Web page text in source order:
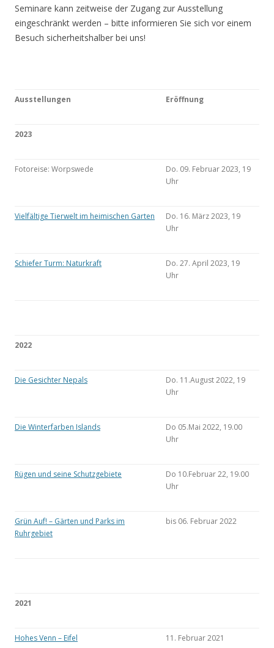
Seminare kann zeitweise der Zugang zur Ausstellung
eingeschränkt werden – bitte informieren Sie sich vor einem
Besuch sicherheitshalber bei uns!
Ausstellungen Eröffnung
2023
Fotoreise: Worpswede
Do. 09. Februar 2023, 19
Uhr
Vielfältige Tierwelt im heimischen Garten
Do. 16. März 2023, 19
Uhr
Schiefer Turm: Naturkraft
Do. 27. April 2023, 19
Uhr
2022
Die Gesichter Nepals
Do. 11.August 2022, 19
Uhr
Die Winterfarben Islands
Do 05.Mai 2022, 19.00
Uhr
Rügen und seine Schutzgebiete
Do 10.Februar 22, 19.00
Uhr
Grün Auf! – Gärten und Parks im
Ruhrgebiet
bis 06. Februar 2022
2021
Hohes Venn – Eifel 11. Februar 2021